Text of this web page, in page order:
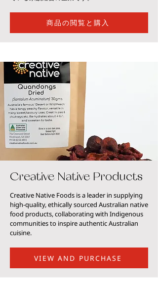
商品の閲覧と購入
Creative Native Products
Creative Native Foods is a leader in supplying
high-quality, ethically sourced Australian native
food products, collaborating with Indigenous
communities to inspire authentic Australian
cuisine.
VIEW AND PURCHASE